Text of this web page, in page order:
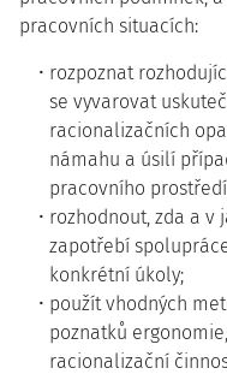
pracovních situacích:
rozpoznat
se vyvarovat
racionalizačních
námahu a úsilí
pracovního
rozhodnout, zda a v
zapotřebí
konkrétní úkoly;
použít vhodných
poznatků
racionalizační